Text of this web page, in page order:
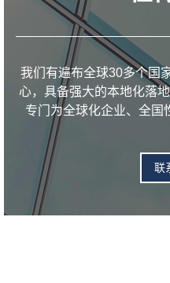
我们有遍布全球30多个国
心，具备强大的本地化落
专门为全球化企业、全国
联